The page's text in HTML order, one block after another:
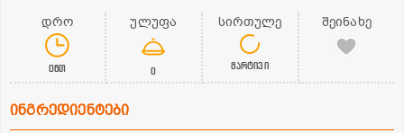
დრო
0წთ
ულუფა
0
სირთულე
მარტივი
შეინახე
ინგრედიენტები